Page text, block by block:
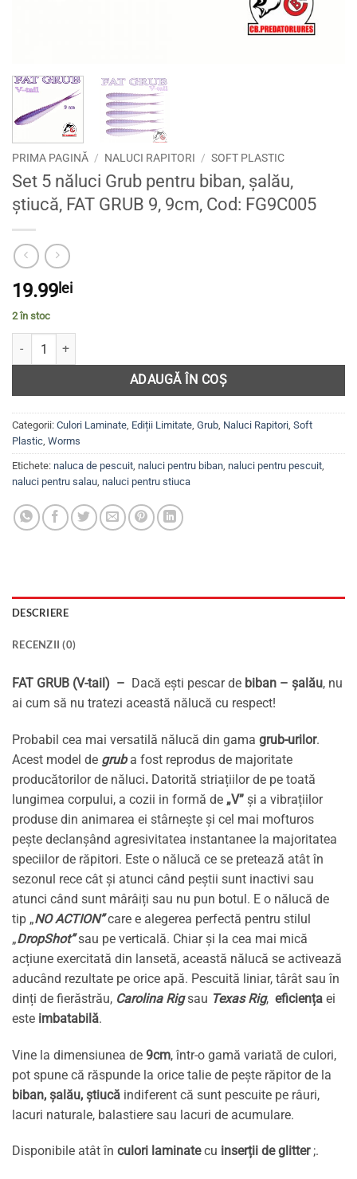
PRIMA PAGINĂ / NALUCI RAPITORI / SOFT PLASTIC
Set 5 năluci Grub pentru biban, șalău,
știucă, FAT GRUB 9, 9cm, Cod: FG9C005
19.99lei
2 în stoc
Cantitate Set 5 năluci Grub pentru biban, șalău, știucă, FAT GRUB 9,
ADAUGĂ ÎN COȘ
Categorii: Culori Laminate, Ediții Limitate, Grub, Naluci Rapitori, Soft
Plastic, Worms
Etichete: naluca de pescuit, naluci pentru biban, naluci pentru pescuit,
naluci pentru salau, naluci pentru stiuca
DESCRIERE
RECENZII (0)
FAT GRUB (V-tail) – Dacă ești pescar de biban – șalău, nu
ai cum să nu tratezi această nălucă cu respect!
Probabil cea mai versatilă nălucă din gama grub-urilor.
Acest model de gruba fost reprodus de majoritate
producătorilor de năluci. Datorită striațiilor de pe toată
lungimea corpului, a cozii in formă de „V” și a vibrațiilor
produse din animarea ei stârnește și cel mai mofturos
pește declanșând agresivitatea instantanee la majoritatea
speciilor de răpitori. Este o nălucă ce se pretează atât în
sezonul rece cât și atunci când peștii sunt inactivi sau
atunci când sunt mârâiți sau nu pun botul. E o nălucă de
tip „NO ACTION”care e alegerea perfectă pentru stilul
„DropShot”sau pe verticală. Chiar și la cea mai mică
acțiune exercitată din lansetă, această nălucă se activează
aducând rezultate pe orice apă. Pescuită liniar, târât sau în
dinți de fierăstrău, Carolina Rigsau Texas Rig, eficiența ei
este imbatabilă.
Vine la dimensiunea de 9cm, într-o gamă variată de culori,
pot spune că răspunde la orice talie de pește răpitor de la
biban, șalău, știucă indiferent că sunt pescuite pe râuri,
lacuri naturale, balastiere sau lacuri de acumulare.
Disponibile atât în culori laminatecu inserții de glitter;.